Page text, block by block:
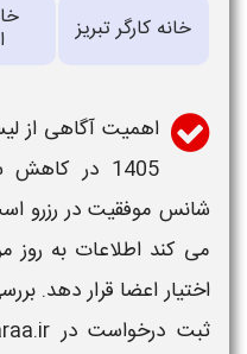
خانه کارگر تبریز
اهمیت آگاهی از
1405 در
شانس موفقیت در رزرو
می کند اطلاعات به روز
اختیار اعضا قرار دهد.
ثبت درخواست در